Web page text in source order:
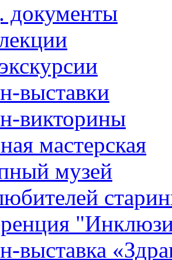
документы
выставки
викторины
мастерская
музей
выставка